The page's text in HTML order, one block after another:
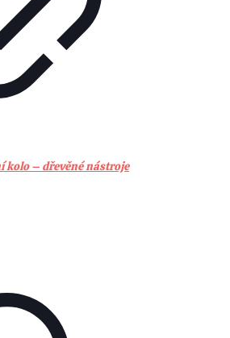
kolo – dřevěné nástroje